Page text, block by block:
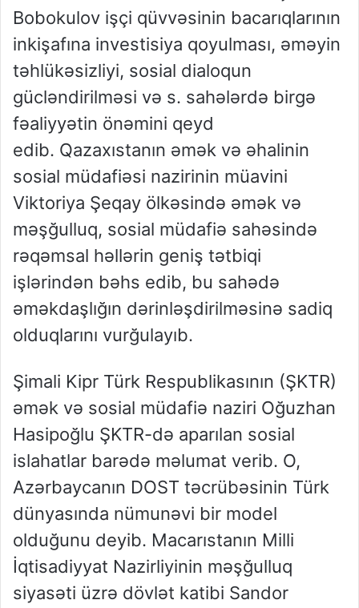
Bobokulov işçi qüvvəsinin bacarıqlarının
inkişafına investisiya qoyulması, əməyin
təhlükəsizliyi, sosial dialoqun
gücləndirilməsi və s. sahələrdə birgə
fəaliyyətin önəmini qeyd
edib. Qazaxıstanın əmək və əhalinin
sosial müdafiəsi nazirinin müavini
Viktoriya Şeqay ölkəsində əmək və
məşğulluq, sosial müdafiə sahəsində
rəqəmsal həllərin geniş tətbiqi
işlərindən bəhs edib, bu sahədə
əməkdaşlığın dərinləşdirilməsinə sadiq
olduqlarını vurğulayıb.
Şimali Kipr Türk Respublikasının (ŞKTR)
əmək və sosial müdafiə naziri Oğuzhan
Hasipoğlu ŞKTR-də aparılan sosial
islahatlar barədə məlumat verib. O,
Azərbaycanın DOST təcrübəsinin Türk
dünyasında nümunəvi bir model
olduğunu deyib. Macarıstanın Milli
İqtisadiyyat Nazirliyinin məşğulluq
siyasəti üzrə dövlət katibi Sandor